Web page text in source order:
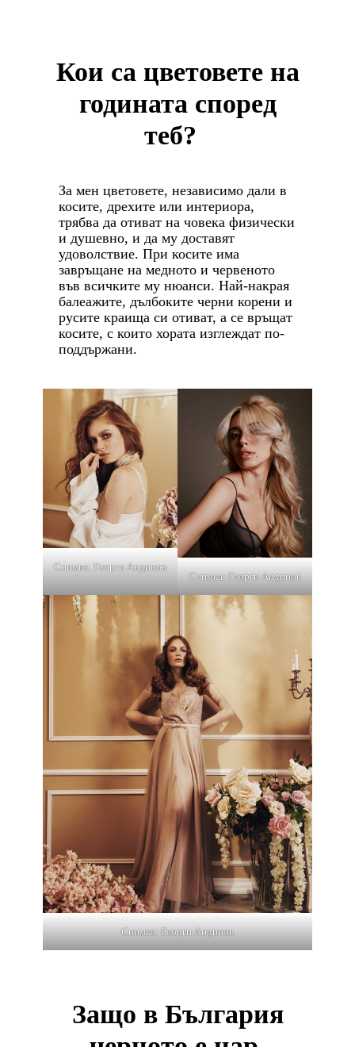
Кои са цветовете на
годината според
теб?
За мен цветовете, независимо дали в
косите, дрехите или интериора,
трябва да отиват на човека физически
и душевно, и да му доставят
удоволствие. При косите има
завръщане на медното и червеното
във всичките му нюанси. Най-накрая
балеажите, дълбоките черни корени и
русите краища си отиват, а се връщат
косите, с които хората изглеждат по-
поддържани.
Снимка: Георги Андинов
Снимка: Георги Андинов
Снимка: Георги Андинов
Защо в България